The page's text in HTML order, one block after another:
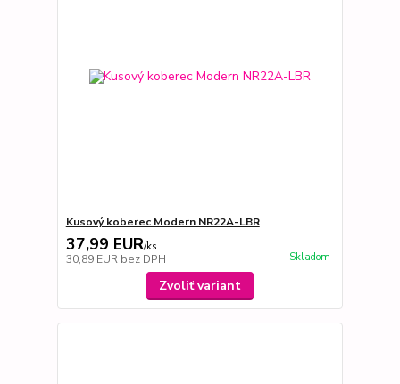
Kusový koberec Modern NR22A-LBR
37,99 EUR/ks
30,89 EUR bez DPH Skladom
Zvoliť variant